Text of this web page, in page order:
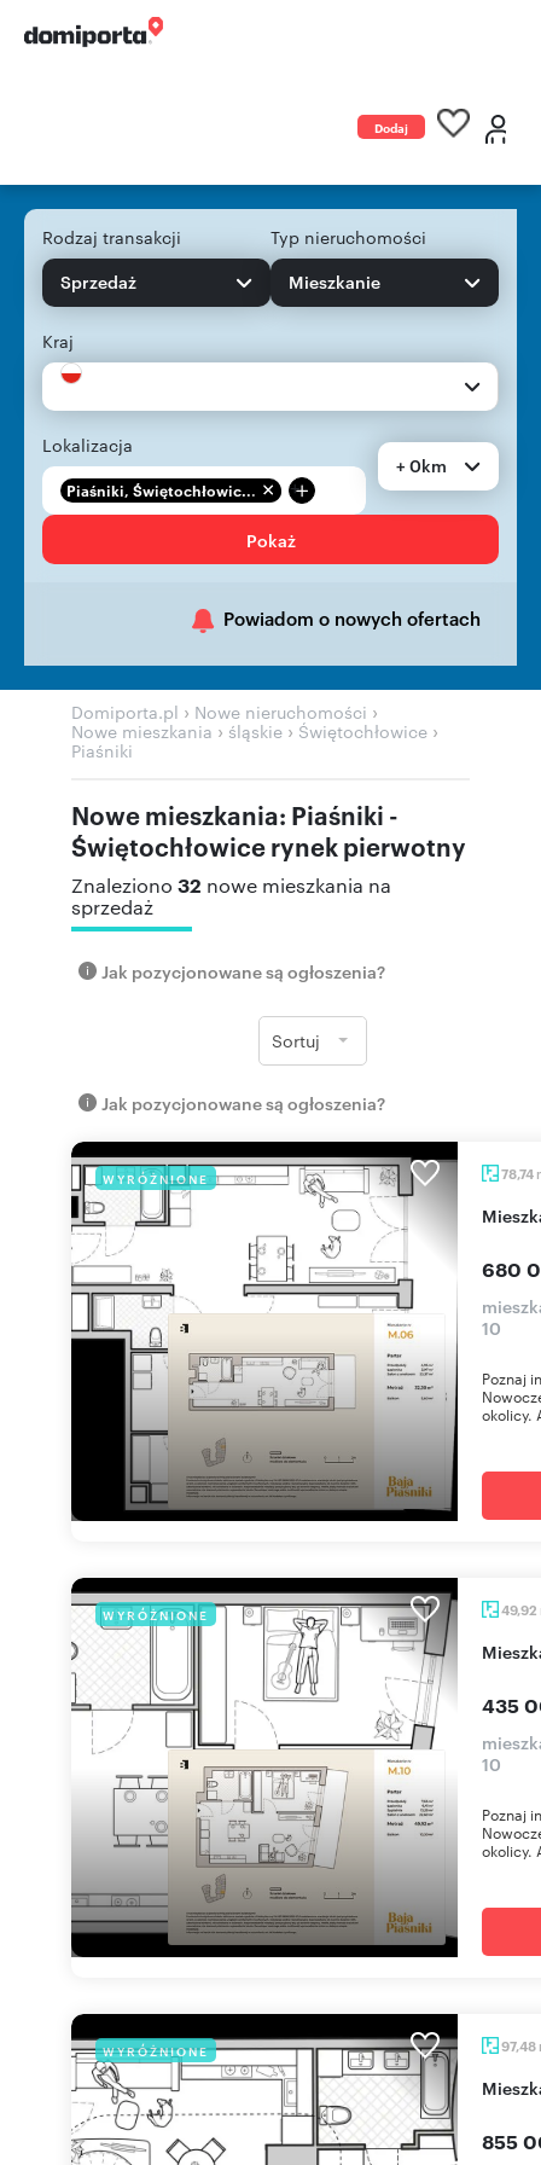
Dodaj
Rodzaj transakcji
Sprzedaż
Typ nieruchomości
Mieszkanie
Kraj
Lokalizacja
Piaśniki, Świętochłowic... +
+ 0km
Pokaż
Powiadom o nowych ofertach
Domiporta.pl › Nowe nieruchomości ›
Nowe mieszkania › śląskie › Świętochłowice ›
Piaśniki
Nowe mieszkania: Piaśniki -
Świętochłowice rynek pierwotny
Znaleziono 32 nowe mieszkania na
sprzedaż
Jak pozycjonowane są ogłoszenia?
Sortuj
Jak pozycjonowane są ogłoszenia?
WYRÓŻNIONE 78,74
680
10
Poznaj
okolicy.
WYRÓŻNIONE 49,92
435
10
Poznaj
okolicy.
WYRÓŻNIONE 97,48
855